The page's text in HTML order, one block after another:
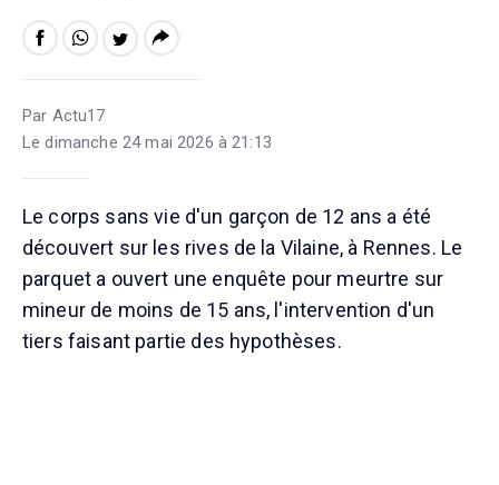
Par Actu17
Le dimanche 24 mai 2026 à 21:13
Le corps sans vie d'un garçon de 12 ans a été
découvert sur les rives de la Vilaine, à Rennes. Le
parquet a ouvert une enquête pour meurtre sur
mineur de moins de 15 ans, l'intervention d'un
tiers faisant partie des hypothèses.